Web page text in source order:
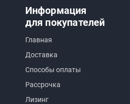
Информация
для покупателей
Главная
Доставка
Способы оплаты
Рассрочка
Лизинг